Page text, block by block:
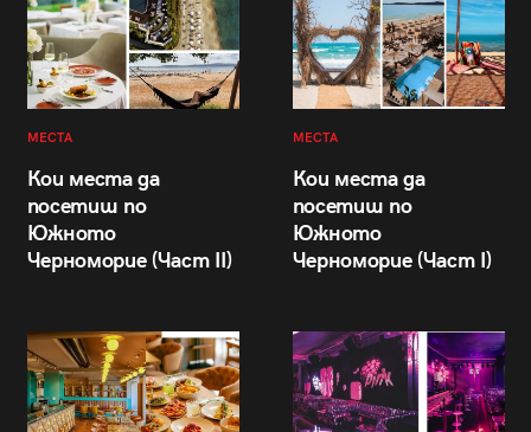
МЕСТА
Кои места да
посетиш по
Южното
Черноморие (Част II)
МЕСТА
Кои места да
посетиш по
Южното
Черноморие (Част I)